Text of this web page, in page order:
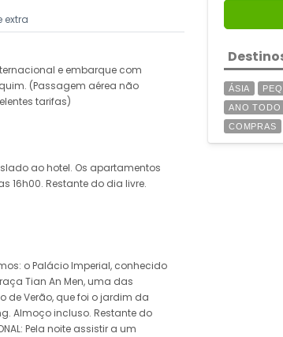
extra
e embarque com
(Passagem aérea não
tarifas)
ao hotel. Os apartamentos
16h00. Restante do dia livre.
o Palácio Imperial, conhecido
Tian An Men, uma das
de Verão, que foi o jardim da
Almoço incluso. Restante do
Pela noite assistir a um
ÁSIA
ANO TODO
COMPRAS